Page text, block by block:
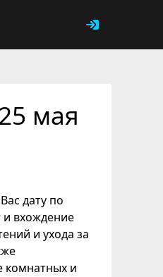
мая
дату по
и вхождение
и ухода за
комнатных и